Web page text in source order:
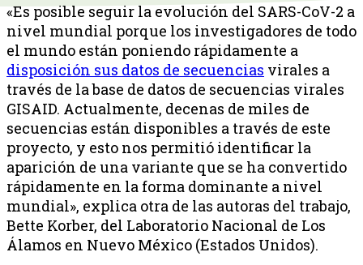
«Es posible seguir la evolución del SARS-CoV-2 a
nivel mundial porque los investigadores de todo
el mundo están poniendo rápidamente a
disposición sus datos de secuencias virales a
través de la base de datos de secuencias virales
GISAID. Actualmente, decenas de miles de
secuencias están disponibles a través de este
proyecto, y esto nos permitió identificar la
aparición de una variante que se ha convertido
rápidamente en la forma dominante a nivel
mundial», explica otra de las autoras del trabajo,
Bette Korber, del Laboratorio Nacional de Los
Álamos en Nuevo México (Estados Unidos).